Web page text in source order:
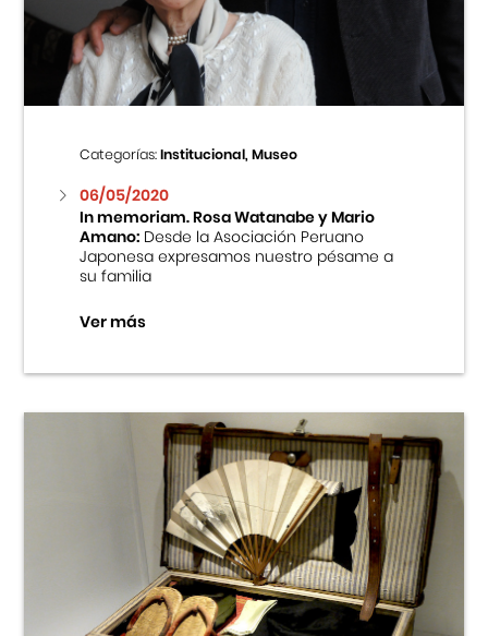
Centro Cultural Peruano Japonés
Cursos
Museo de la Inmigración Japonesa
Fondo Editorial
Teatro Peruano Japonés
Categorías:Institucional, Museo
06/05/2020
In memoriam. Rosa Watanabe y Mario
Amano:Desde la Asociación Peruano
Japonesa expresamos nuestro pésame a
su familia
Ver más